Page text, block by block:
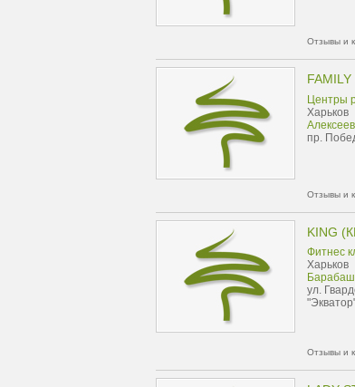
Отзывы и
Центры
Харьков
пр.
Отзывы и
KING
Фитнес
Харьков
ул.
Отзывы и